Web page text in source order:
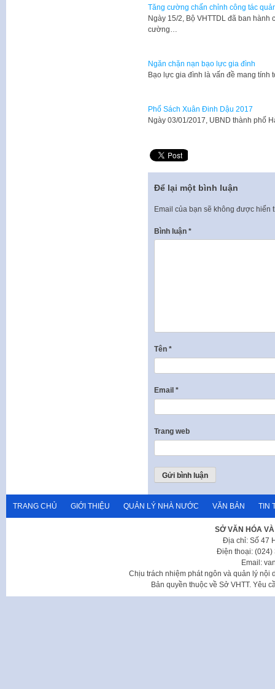
Tăng cường chấn chỉnh công tác
Ngày 15/2, Bộ VHTTDL đã ban hành
cường…
Ngăn chặn nạn bạo lực gia đình
​Bạo lực gia đình là vấn đề mang
Phố Sách Xuân Đinh Dậu 2017
Ngày 03/01/2017, UBND thành phố
Để lại một bình luận
Email của bạn sẽ không được hiển
Bình luận *
Tên *
Email *
Trang web
TRANG CHỦ GIỚI THIỆU QUẢN LÝ NHÀ NƯỚC VĂN BẢN TIN
SỞ VĂN HÓA
Địa chỉ: Số 47
Điện thoại: (024)
Email:
Chịu trách nhiệm phát ngôn và quản lý nội
Bản quyền thuộc về Sở VHTT. Yêu